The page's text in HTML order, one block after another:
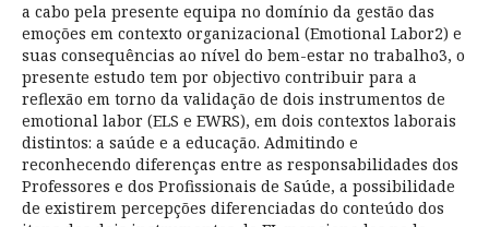
a cabo pela presente equipa no domínio da gestão das
emoções em contexto organizacional (Emotional Labor2) e
suas consequências ao nível do bem-estar no trabalho3, o
presente estudo tem por objectivo contribuir para a
reflexão em torno da validação de dois instrumentos de
emotional labor (ELS e EWRS), em dois contextos laborais
distintos: a saúde e a educação. Admitindo e
reconhecendo diferenças entre as responsabilidades dos
Professores e dos Profissionais de Saúde, a possibilidade
de existirem percepções diferenciadas do conteúdo dos